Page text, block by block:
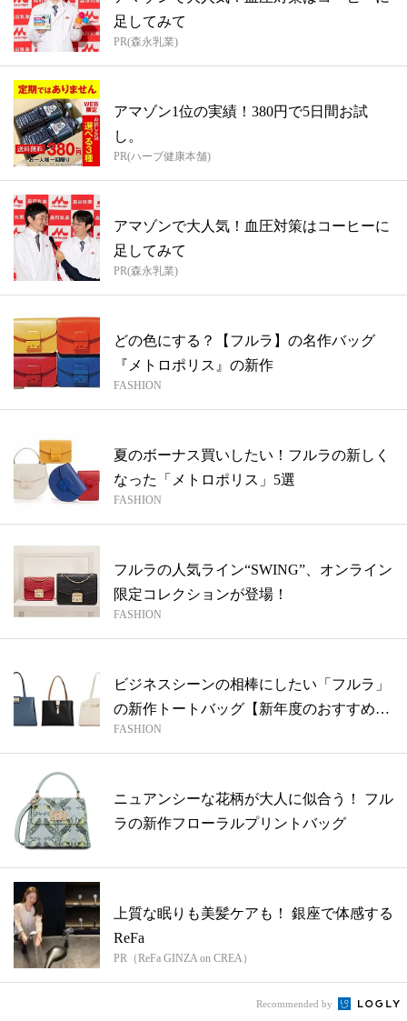
足してみて
PR(森永乳業)
アマゾン1位の実績！380円で5日間お試
し。
PR(ハーブ健康本舗)
アマゾンで大人気！血圧対策はコーヒーに
足してみて
PR(森永乳業)
どの色にする？【フルラ】の名作バッグ
『メトロポリス』の新作
FASHION
夏のボーナス買いしたい！フルラの新しく
なった「メトロポリス」5選
FASHION
フルラの人気ライン“SWING”、オンライン
限定コレクションが登場！
FASHION
ビジネスシーンの相棒にしたい「フルラ」
の新作トートバッグ【新年度のおすすめバ
ッグ...
FASHION
ニュアンシーな花柄が大人に似合う！ フル
ラの新作フローラルプリントバッグ
上質な眠りも美髪ケアも！ 銀座で体感する
ReFa
PR（ReFa GINZA on CREA）
Recommended by